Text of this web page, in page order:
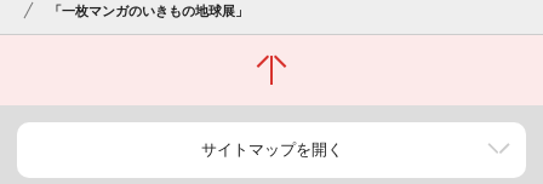
「一枚マンガのいきもの地球展」
サイトマップを開く